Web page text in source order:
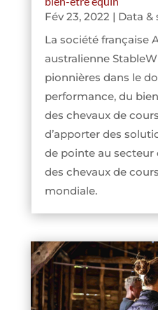
Fév 23, 2022 | Data &
La société française
australienne
pionnières dans le
performance, du
des chevaux de
d’apporter des
de pointe au secteur
des chevaux de
mondiale.